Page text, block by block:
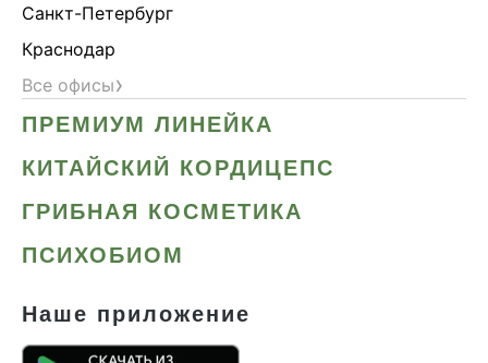
Санкт-Петербург
Краснодар
Все офисы›
ПРЕМИУМ ЛИНЕЙКА
КИТАЙСКИЙ КОРДИЦЕПС
ГРИБНАЯ КОСМЕТИКА
ПСИХОБИОМ
Наше приложение